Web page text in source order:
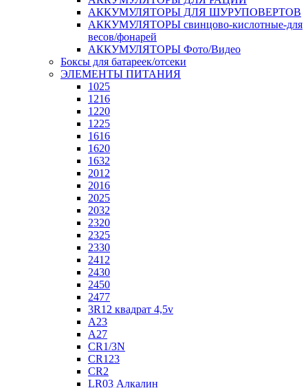
АККУМУЛЯТОРЫ ДЛЯ ШУРУПОВЕРТОВ
АККУМУЛЯТОРЫ свинцово-кислотные-для
весов/фонарей
АККУМУЛЯТОРЫ Фото/Видео
Боксы для батареек/отсеки
ЭЛЕМЕНТЫ ПИТАНИЯ
1025
1216
1220
1225
1616
1620
1632
2012
2016
2025
2032
2320
2325
2330
2412
2430
2450
2477
3R12 квадрат 4,5v
A23
A27
CR1/3N
CR123
CR2
LR03 Алкалин